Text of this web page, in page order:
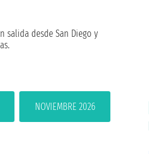
salida desde San Diego y
NOVIEMBRE 2026